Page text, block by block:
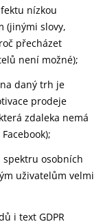
nízkou
(jinými slovy,
přecházet
není možné);
daný trh je
prodeje
zdaleka nemá
spektru osobních
uživatelům velmi
i text GDPR